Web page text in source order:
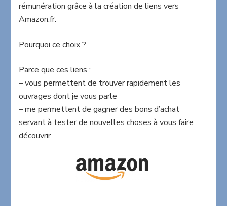
rémunération grâce à la création de liens vers
Amazon.fr.
Pourquoi ce choix ?
Parce que ces liens :
– vous permettent de trouver rapidement les
ouvrages dont je vous parle
– me permettent de gagner des bons d’achat
servant à tester de nouvelles choses à vous faire
découvrir